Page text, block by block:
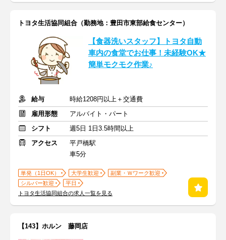
トヨタ生活協同組合（勤務地：豊田市東部給食センター）
【食器洗いスタッフ】トヨタ自動
車内の食堂でお仕事！未経験OK★
簡単モクモク作業♪
給与
時給1208円以上＋交通費
雇用形態
アルバイト・パート
シフト
週5日 1日3.5時間以上
アクセス
平戸橋駅
車5分
単発（1日OK） 大学生歓迎
副業・Ｗワーク歓迎
シルバー歓迎
平日
トヨタ生活協同組合の求人一覧を見る
【143】ホルン 藤岡店